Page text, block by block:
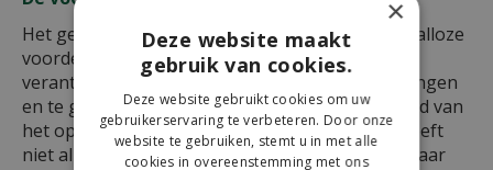
Het gebruik van een regenton in uw tuin biedt talloze
voordelen. Ten eerste is het een ecologisch
verantwoorde keuze. Door regenwater op te vangen
en te gebruiken, vermindert u uw afhankelijkheid van
het openbare watervoorzieningssysteem. Dit heeft
niet alleen een positieve impact op het milieu, maar
×
Deze website maakt
gebruik van cookies.
Deze website gebruikt cookies om uw
gebruikerservaring te verbeteren. Door onze
website te gebruiken, stemt u in met alle
cookies in overeenstemming met ons